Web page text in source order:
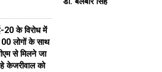
20 के विरोध में
लोगों के साथ
से मिलने जा
केजरीवाल को